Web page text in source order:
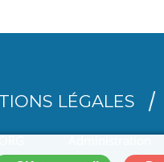
LÉGALES
Administration